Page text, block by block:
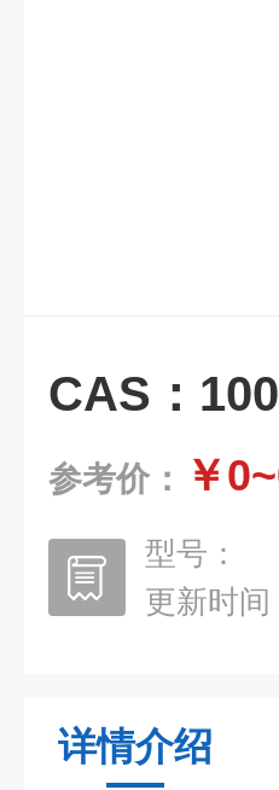
CAS：
参考价： ￥
型号：
更新时间
详情介绍